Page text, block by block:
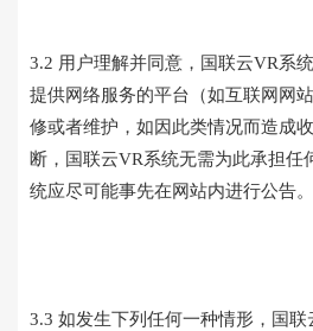
3.2 用户理解并同意，国联云VR系
提供网络服务的平台（如互联网网
修或者维护，如因此类情况而造成
断，国联云VR系统无需为此承担任
统应尽可能事先在网站内进行公告。
3.3 如发生下列任何一种情形，国